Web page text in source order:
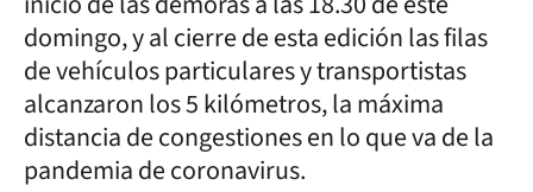
domingo, y al cierre de esta edición las filas
de vehículos particulares y transportistas
alcanzaron los 5 kilómetros, la máxima
distancia de congestiones en lo que va de la
pandemia de coronavirus.